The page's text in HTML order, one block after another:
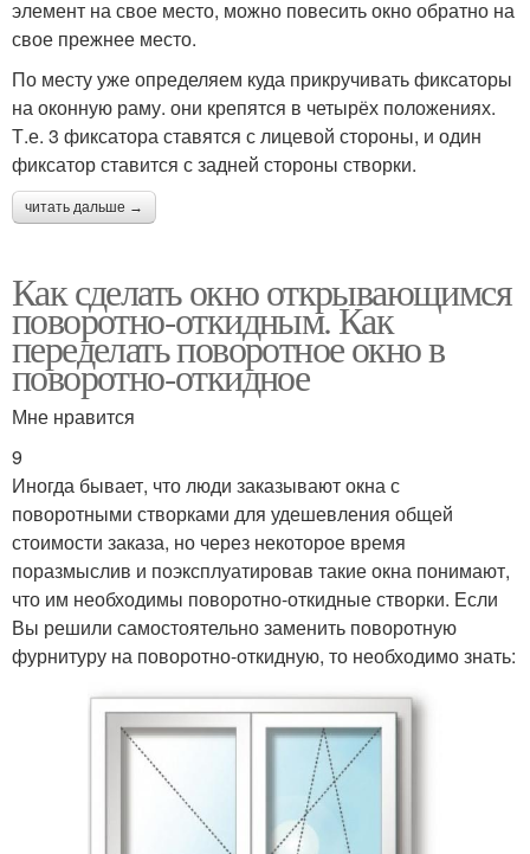
элемент на свое место, можно повесить окно обратно на
свое прежнее место.
По месту уже определяем куда прикручивать фиксаторы
на оконную раму. они крепятся в четырёх положениях.
Т.е. 3 фиксатора ставятся с лицевой стороны, и один
фиксатор ставится с задней стороны створки.
читать дальше →
Как сделать окно открывающимся
поворотно-откидным. Как
переделать поворотное окно в
поворотно-откидное
Мне нравится
9
Иногда бывает, что люди заказывают окна с
поворотными створками для удешевления общей
стоимости заказа, но через некоторое время
поразмыслив и поэксплуатировав такие окна понимают,
что им необходимы поворотно-откидные створки. Если
Вы решили самостоятельно заменить поворотную
фурнитуру на поворотно-откидную, то необходимо знать: